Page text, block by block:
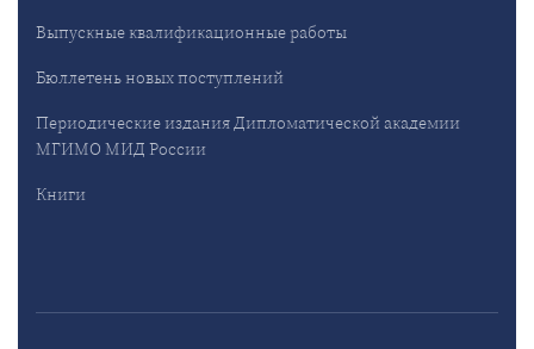
Выпускные квалификационные работы
Бюллетень новых поступлений
Периодические издания Дипломатической академии
МГИМО МИД России
Книги